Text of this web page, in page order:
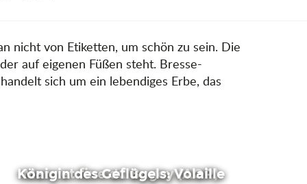
nicht von Etiketten, um schön zu sein. Die
auf eigenen Füßen steht. Bresse-
sich um ein lebendiges Erbe, das
Marc et fine du Bugey (AOP)
Königin des Geflügels: Volaille